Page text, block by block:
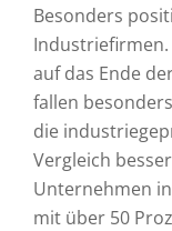
Besonders
Industriefirmen.
auf das Ende
fallen
die
Vergleich
Unternehmen
mit über 50